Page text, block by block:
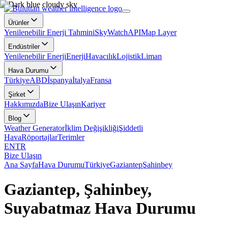
Ürünler
Yenilenebilir Enerji TahminiSkyWatchAPIMap Layer
Endüstriler
Yenilenebilir EnerjiEnerjiHavacılıkLojistikLiman
Hava Durumu
TürkiyeABDİspanyaİtalyaFransa
Şirket
HakkımızdaBize UlaşınKariyer
Blog
Weather Generatorİklim DeğişikliğiŞiddetli
HavaRöportajlarTerimler
ENTR
Bize Ulaşın
Ana SayfaHava DurumuTürkiyeGaziantepŞahinbey
Gaziantep, Şahinbey,
Suyabatmaz Hava Durumu